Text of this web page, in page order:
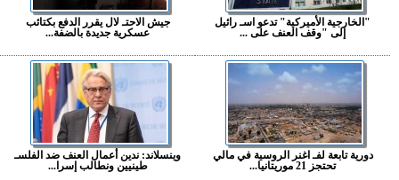
"الخارجية الأميركية" تدعو اسـ رائيل
إلى "وقف العنف على ...
جيش الاحتـ لال يقرر الدفع بكتائب
عسكرية جديدة بالضفة...
دورية تابعة لفـ اغنر الروسية في مالي
تحتجز 21 موريتانيا...
وينسلاند: ندين أعمال العنف ضد الفلسـ
طينيين ونطالب إسرا...